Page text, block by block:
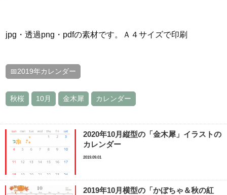
jpg・透過png・pdfの素材です。Ａ４サイズで印刷
📅2019年カレンダー
秋桜 10月 金木犀 カレンダー
2020年10月縦型の「金木犀」イラストの
カレンダー
2019.09.01
2019年10月横型の「かぼちゃ＆秋の紅